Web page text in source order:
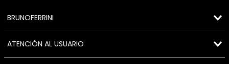
BRUNOFERRINI
ATENCIÓN AL USUARIO